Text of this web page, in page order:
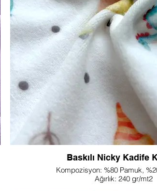
keyfini çıkararak eserlerinize ekstra bir
Bu çok yönlü kumaş, müslin kumaşın hafif
korur ve bu da onu çeşitli uygulamalar için
İplik boyama işlemi renklerin canlı ve parlak
tasarımlarınızın uzun ömürlü olmasını
tekstilleri veya benzersiz aksesuarlar hayal
özelleştirilebilir seçeneklere sahip İplik Boyalı
vizyonlarınızı hayata geçirmeye davet
buluştuğu Lupine Tekstil'in İplik Boyalı Müslin
ve sanatsal olanaklarıyla
Baskılı Nicky Kadife
Kompozisyon: %80 Pamuk,
Ağırlık: 240 gr/mt2